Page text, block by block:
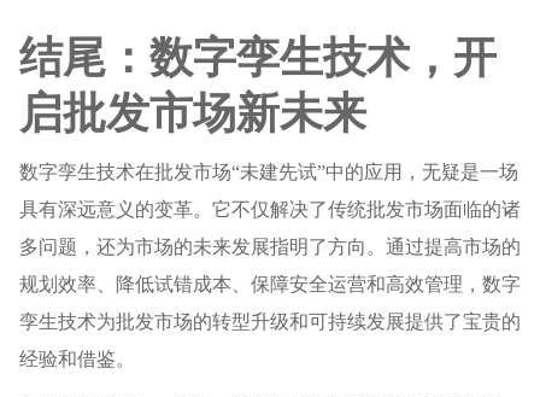
结尾：数字孪生技术，开
启批发市场新未来
数字孪生技术在批发市场“未建先试”中的应用，无疑是一场
具有深远意义的变革。它不仅解决了传统批发市场面临的诸
多问题，还为市场的未来发展指明了方向。通过提高市场的
规划效率、降低试错成本、保障安全运营和高效管理，数字
孪生技术为批发市场的转型升级和可持续发展提供了宝贵的
经验和借鉴。